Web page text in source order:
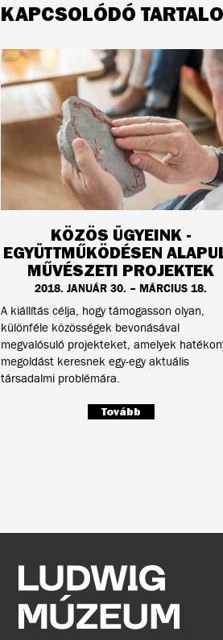
KAPCSOLÓDÓ
KÖZÖS ÜGYEINK -
EGYÜTTMŰKÖDÉSEN
MŰVÉSZETI PROJEKTEK
2018. JANUÁR 30. – MÁRCIUS 18.
A kiállítás célja, hogy támogasson olyan,
különféle közösségek bevonásával
megvalósuló projekteket, amelyek
megoldást keresnek egy-egy aktuális
társadalmi problémára.
Tovább